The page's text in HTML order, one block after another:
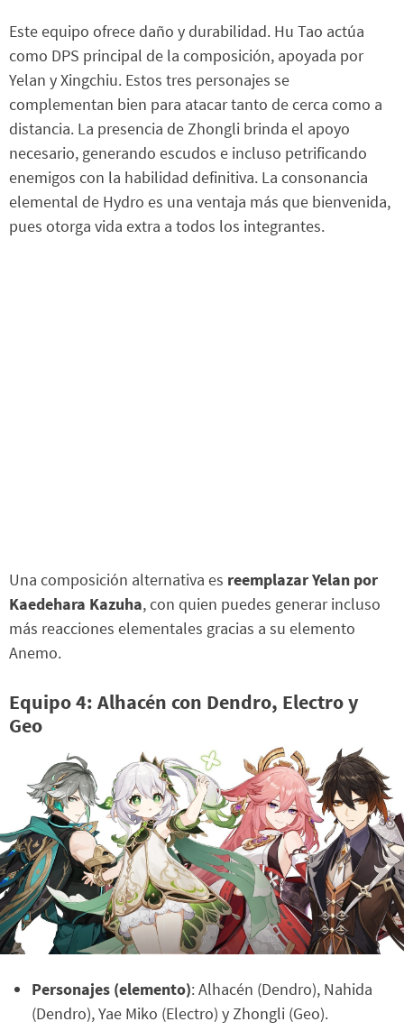
Este equipo ofrece daño y durabilidad. Hu Tao actúa
como DPS principal de la composición, apoyada por
Yelan y Xingchiu. Estos tres personajes se
complementan bien para atacar tanto de cerca como a
distancia. La presencia de Zhongli brinda el apoyo
necesario, generando escudos e incluso petrificando
enemigos con la habilidad definitiva. La consonancia
elemental de Hydro es una ventaja más que bienvenida,
pues otorga vida extra a todos los integrantes.
Una composición alternativa es reemplazar Yelan por
Kaedehara Kazuha, con quien puedes generar incluso
más reacciones elementales gracias a su elemento
Anemo.
Equipo 4: Alhacén con Dendro, Electro y
Geo
Personajes (elemento): Alhacén (Dendro), Nahida
(Dendro), Yae Miko (Electro) y Zhongli (Geo).